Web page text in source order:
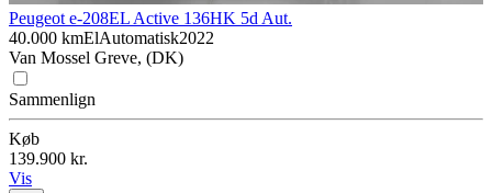
Peugeot e-208EL Active 136HK 5d Aut.
40.000 kmElAutomatisk2022
Van Mossel Greve, (DK)
Sammenlign
Køb
139.900 kr.
Vis